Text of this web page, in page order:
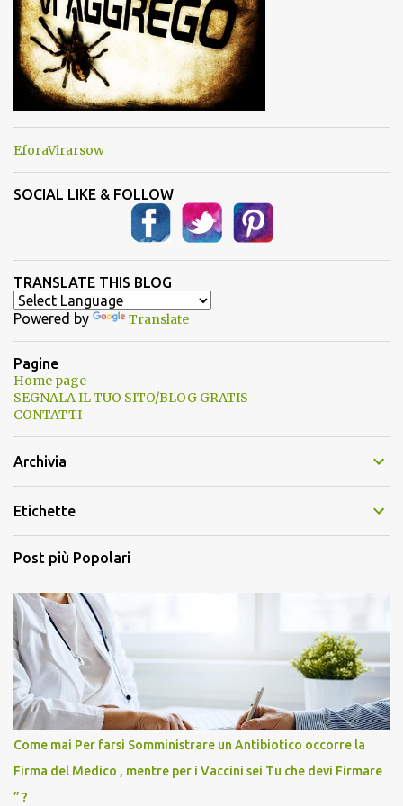
EforaVirarsow
SOCIAL LIKE & FOLLOW
TRANSLATE THIS BLOG
Powered by Translate
Pagine
Home page
SEGNALA IL TUO SITO/BLOG GRATIS
CONTATTI
Archivia
Etichette
Post più Popolari
Come mai Per farsi Somministrare un Antibiotico occorre la
Firma del Medico , mentre per i Vaccini sei Tu che devi Firmare
” ?